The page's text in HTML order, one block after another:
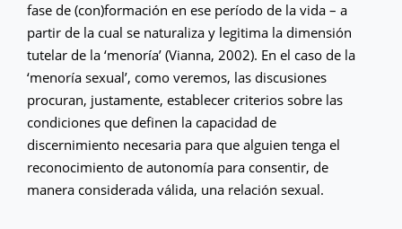
fase de (con)formación en ese período de la vida – a
partir de la cual se naturaliza y legitima la dimensión
tutelar de la ‘menoría’ (Vianna, 2002). En el caso de la
‘menoría sexual’, como veremos, las discusiones
procuran, justamente, establecer criterios sobre las
condiciones que definen la capacidad de
discernimiento necesaria para que alguien tenga el
reconocimiento de autonomía para consentir, de
manera considerada válida, una relación sexual.